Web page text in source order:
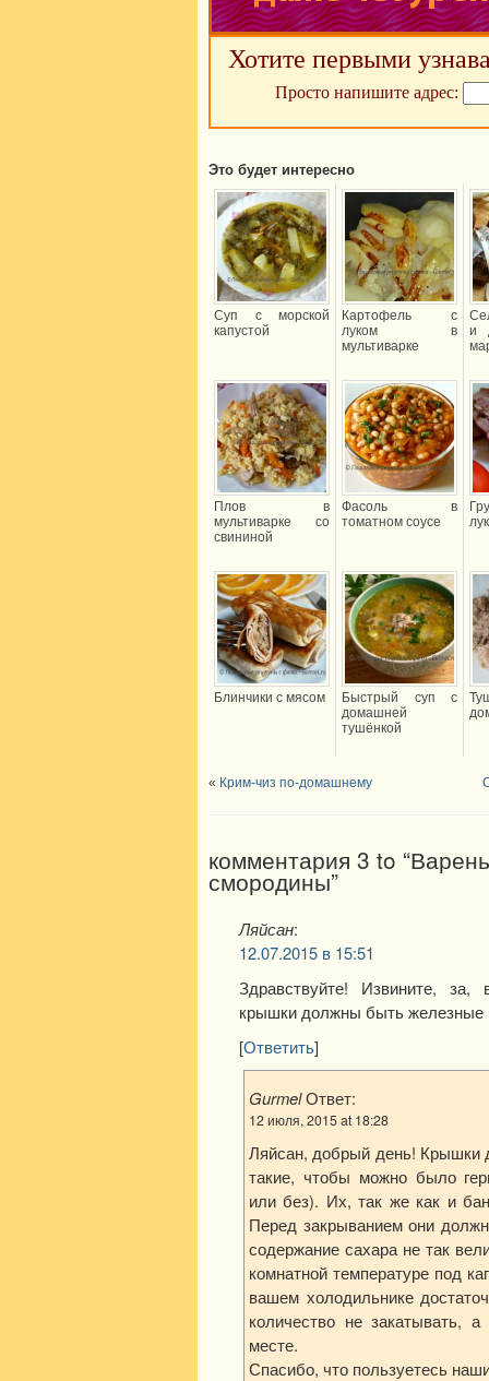
Хотите первыми
Просто напишите адрес:
Это будет интересно
Суп с морской
капустой
Картофель с
луком в
мультиварке
и
Плов в
мультиварке со
свининой
Фасоль в
томатном соусе
Блинчики с мясом
Быстрый суп с
домашней
тушёнкой
« Крим-чиз по-домашнему
комментария 3 to
смородины”
Ляйсан:
12.07.2015 в 15:51
Здравствуйте! Извините,
крышки должны быть железные
[Ответить]
GurmelОтвет:
12 июля, 2015 at 18:28
Ляйсан, добрый день! Крышки
такие, чтобы можно было
или без). Их, так же как и
Перед закрыванием они
содержание сахара не так
комнатной температуре под
вашем холодильнике
количество не закатывать,
месте.
Спасибо, что пользуетесь